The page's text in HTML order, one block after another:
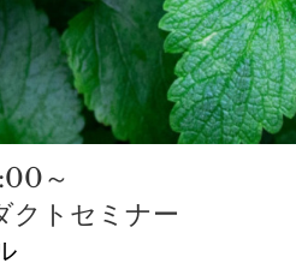
～
クトセミナー